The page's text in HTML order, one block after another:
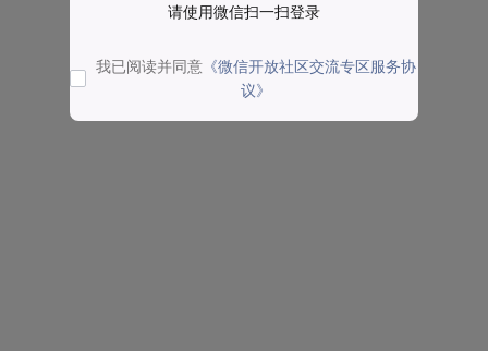
请使用微信扫一扫登录
我已阅读并同意 《微信开放社区交流专区服务协
议》